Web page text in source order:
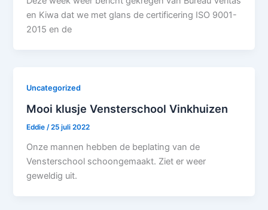
en Kiwa dat we met glans de certificering ISO 9001-
2015 en de
Uncategorized
Mooi klusje Vensterschool Vinkhuizen
Eddie/25 juli 2022
Onze mannen hebben de beplating van de
Vensterschool schoongemaakt. Ziet er weer
geweldig uit.